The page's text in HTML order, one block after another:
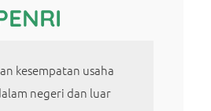
kesempatan usaha
negeri dan luar